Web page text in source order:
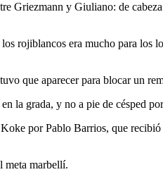
y Giuliano: de
rojiblancos era mucho para los
que aparecer para blocar un
la grada, y no a pie de césped
por Pablo Barrios, que
meta marbellí.